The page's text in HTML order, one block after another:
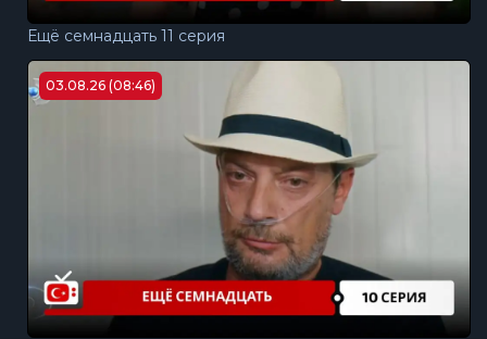
Ещё семнадцать 11 серия
03.08.26 (08:46)